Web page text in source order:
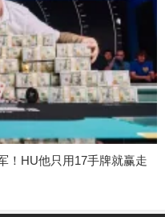
！HU他只用17手牌就赢走